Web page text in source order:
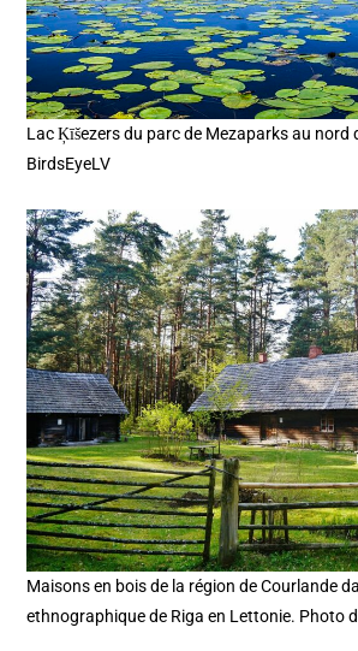
Lac Ķīšezers du parc de Mezaparks au nord
BirdsEyeLV
Maisons en bois de la région de Courlande
ethnographique de Riga en Lettonie. Photo